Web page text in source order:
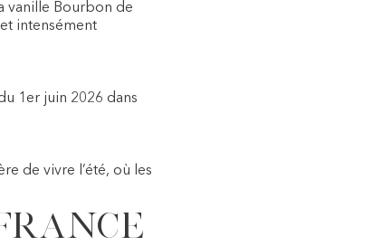
vanille Bourbon de
intensément
1er juin 2026 dans
de vivre l’été, où les